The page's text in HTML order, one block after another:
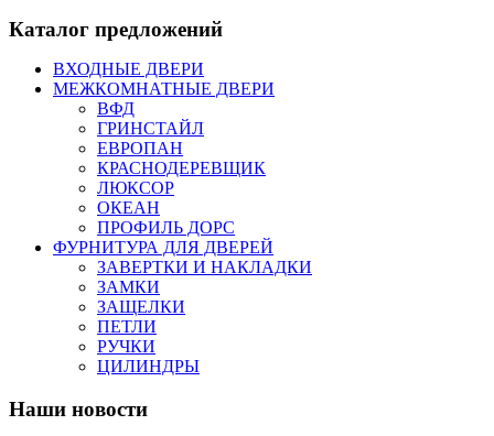
Каталог предложений
ВХОДНЫЕ ДВЕРИ
МЕЖКОМНАТНЫЕ ДВЕРИ
ВФД
ГРИНСТАЙЛ
ЕВРОПАН
КРАСНОДЕРЕВЩИК
ЛЮКСОР
ОКЕАН
ПРОФИЛЬ ДОРС
ФУРНИТУРА ДЛЯ ДВЕРЕЙ
ЗАВЕРТКИ И НАКЛАДКИ
ЗАМКИ
ЗАЩЕЛКИ
ПЕТЛИ
РУЧКИ
ЦИЛИНДРЫ
Наши новости